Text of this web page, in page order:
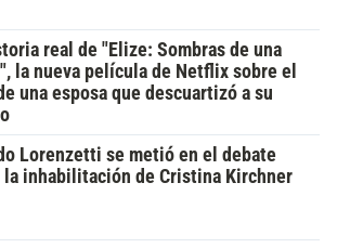
real de "Elize: Sombras de una
la nueva película de Netflix sobre el
una esposa que descuartizó a su
Lorenzetti se metió en el debate
la inhabilitación de Cristina Kirchner